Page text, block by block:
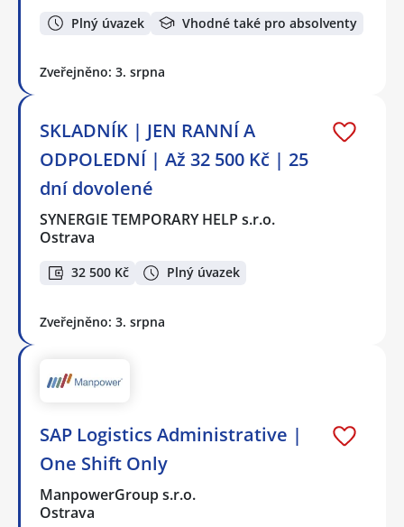
Plný úvazek Vhodné také pro absolventy
Zveřejněno: 3. srpna
SKLADNÍK | JEN RANNÍ A
ODPOLEDNÍ | Až 32 500 Kč | 25
dní dovolené
SYNERGIE TEMPORARY HELP s.r.o.
Ostrava
32 500 Kč Plný úvazek
Zveřejněno: 3. srpna
SAP Logistics Administrative |
One Shift Only
ManpowerGroup s.r.o.
Ostrava